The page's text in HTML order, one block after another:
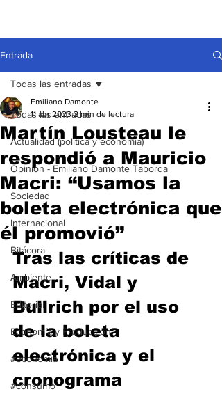
Entrada
Todas las entradas
Actualidad (política y economía)
Opinión - Emiliano Damonte Taborda
Sociedad
Internacional
Bitácora
Ambiente
Editorial
Economía y Producción
#economia
#consumo
Todas las entradas
Martín Lousteau le
respondió a Mauricio
Macri: “Usamos la
boleta electrónica que
él promovió”
Emiliano Damonte
11 abr 2023 2 min de lectura
Tras las críticas de
Macri, Vidal y
Bullrich por el uso
de la boleta
electrónica y el
cronograma